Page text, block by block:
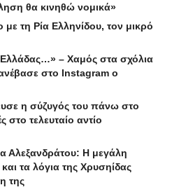
θα κινηθώ νομικά»
τη Ρία Ελληνίδου, τον μικρό
– Χαμός στα σχόλια
στο Instagram ο
η σύζυγός του πάνω στο
στο τελευταίο αντίο
Αλεξανδράτου: Η μεγάλη
τα λόγια της Χρυσηίδας
της